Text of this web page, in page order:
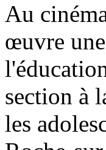
Au
œuvre
section à
les